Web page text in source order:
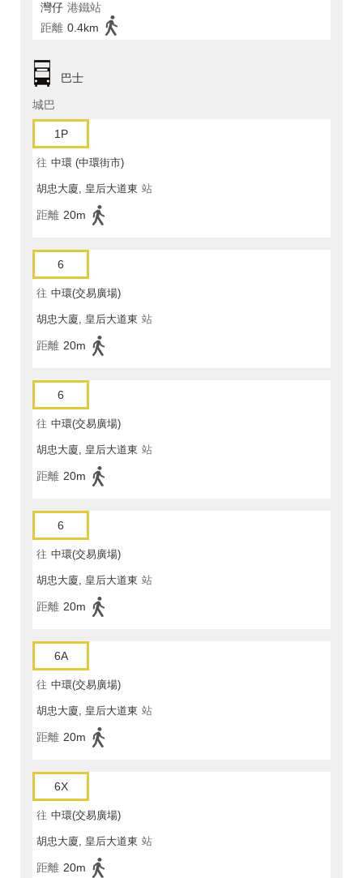
灣仔 港鐵站
距離 0.4km
巴士
城巴
1P
往 中環 (中環街市)
胡忠大廈, 皇后大道東 站
距離 20m
6
往 中環(交易廣場)
胡忠大廈, 皇后大道東 站
距離 20m
6
往 中環(交易廣場)
胡忠大廈, 皇后大道東 站
距離 20m
6
往 中環(交易廣場)
胡忠大廈, 皇后大道東 站
距離 20m
6A
往 中環(交易廣場)
胡忠大廈, 皇后大道東 站
距離 20m
6X
往 中環(交易廣場)
胡忠大廈, 皇后大道東 站
距離 20m